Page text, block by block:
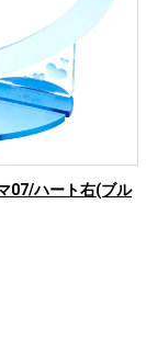
07/ハート右(ブル